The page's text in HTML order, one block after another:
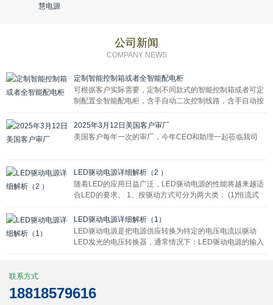
慧电源
公司新闻
COMPANY NEWS
定制智能控制箱或者全智能配电柜
可根据客户实际需要，定制不同款式的智能控制箱或者可定
制配置全智能配电柜，含手自动二次控制线路，含手自动按
显示屏外露方便操作。
2025年3月12日美国客户审厂
美国客户每年一次的审厂，今年CEO和助理一起莅临我司
LED驱动电源详细解析（2 ）
随着LED的应用日益广泛，LED驱动电源的性能将越来越适
合LED的要求。 1、按驱动方式可分为两大类： (1)恒流式
LED驱动电源详细解析（1）
LED驱动电源是把电源供应转换为特定的电压电流以驱动
LED发光的电压转换器，通常情况下：LED驱动电源的输入
联系方式
18818579616